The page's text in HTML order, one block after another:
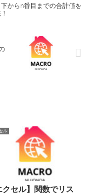
下からn番目までの合計値を
ル
クセル】関数でリス